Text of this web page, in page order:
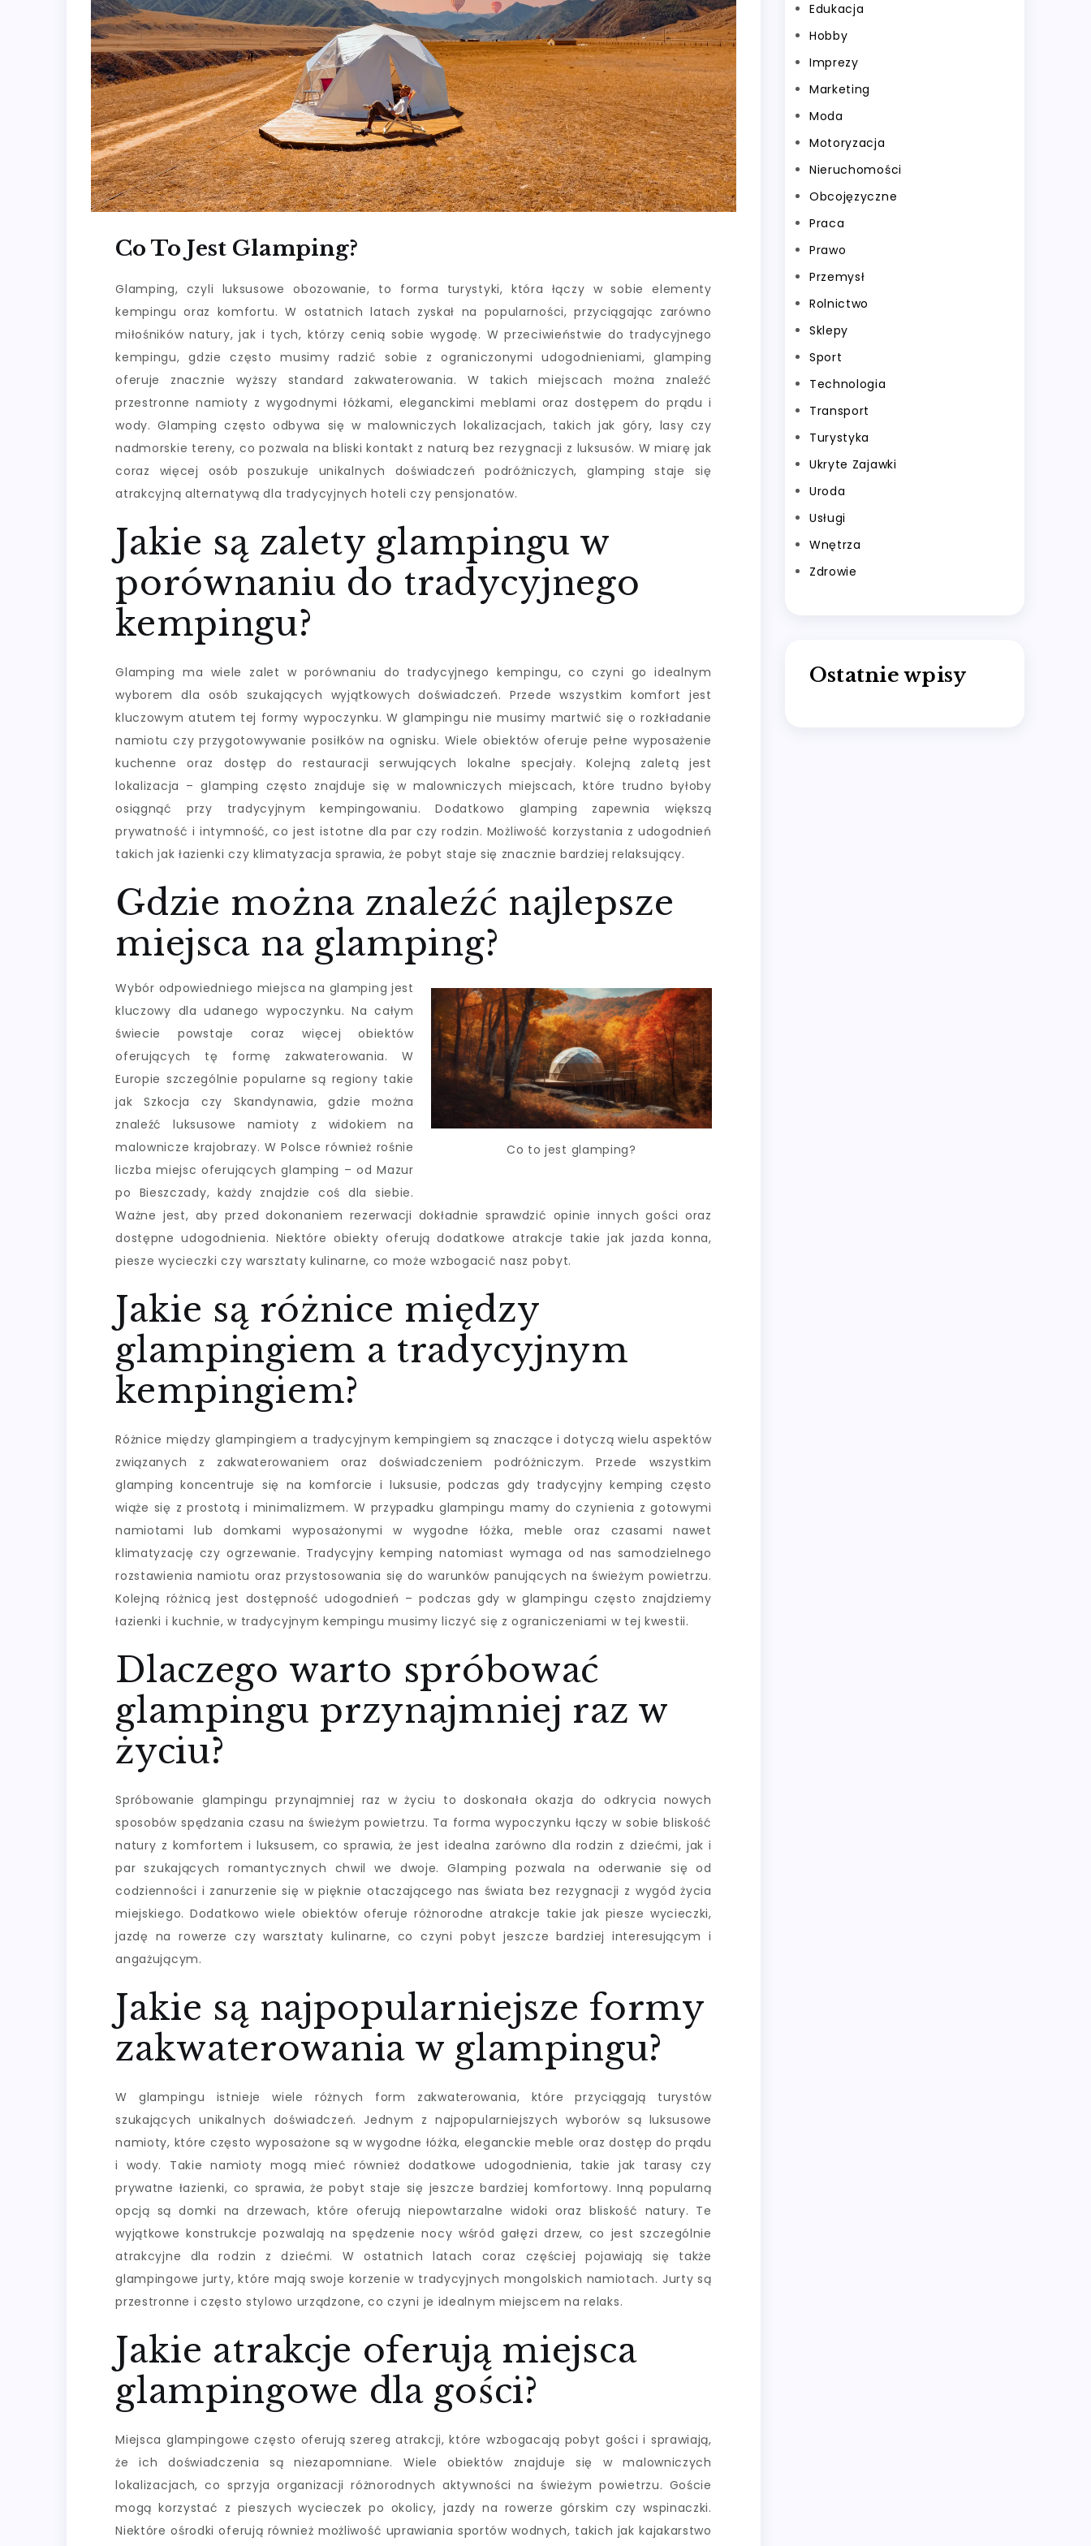
Co To Jest Glamping?
Glamping, czyli luksusowe obozowanie, to forma turystyki, która łączy w sobie elementy
kempingu oraz komfortu. W ostatnich latach zyskał na popularności, przyciągając zarówno
miłośników natury, jak i tych, którzy cenią sobie wygodę. W przeciwieństwie do tradycyjnego
kempingu, gdzie często musimy radzić sobie z ograniczonymi udogodnieniami, glamping
oferuje znacznie wyższy standard zakwaterowania. W takich miejscach można znaleźć
przestronne namioty z wygodnymi łóżkami, eleganckimi meblami oraz dostępem do prądu i
wody. Glamping często odbywa się w malowniczych lokalizacjach, takich jak góry, lasy czy
nadmorskie tereny, co pozwala na bliski kontakt z naturą bez rezygnacji z luksusów. W miarę jak
coraz więcej osób poszukuje unikalnych doświadczeń podróżniczych, glamping staje się
atrakcyjną alternatywą dla tradycyjnych hoteli czy pensjonatów.
Jakie są zalety glampingu w
porównaniu do tradycyjnego
kempingu?
Glamping ma wiele zalet w porównaniu do tradycyjnego kempingu, co czyni go idealnym
wyborem dla osób szukających wyjątkowych doświadczeń. Przede wszystkim komfort jest
kluczowym atutem tej formy wypoczynku. W glampingu nie musimy martwić się o rozkładanie
namiotu czy przygotowywanie posiłków na ognisku. Wiele obiektów oferuje pełne wyposażenie
kuchenne oraz dostęp do restauracji serwujących lokalne specjały. Kolejną zaletą jest
lokalizacja – glamping często znajduje się w malowniczych miejscach, które trudno byłoby
osiągnąć przy tradycyjnym kempingowaniu. Dodatkowo glamping zapewnia większą
prywatność i intymność, co jest istotne dla par czy rodzin. Możliwość korzystania z udogodnień
takich jak łazienki czy klimatyzacja sprawia, że pobyt staje się znacznie bardziej relaksujący.
Gdzie można znaleźć najlepsze
miejsca na glamping?
Co to jest glamping?
Wybór odpowiedniego miejsca na glamping jest
kluczowy dla udanego wypoczynku. Na całym
świecie powstaje coraz więcej obiektów
oferujących tę formę zakwaterowania. W
Europie szczególnie popularne są regiony takie
jak Szkocja czy Skandynawia, gdzie można
znaleźć luksusowe namioty z widokiem na
malownicze krajobrazy. W Polsce również rośnie
liczba miejsc oferujących glamping – od Mazur
po Bieszczady, każdy znajdzie coś dla siebie.
Ważne jest, aby przed dokonaniem rezerwacji dokładnie sprawdzić opinie innych gości oraz
dostępne udogodnienia. Niektóre obiekty oferują dodatkowe atrakcje takie jak jazda konna,
piesze wycieczki czy warsztaty kulinarne, co może wzbogacić nasz pobyt.
Jakie są różnice między
glampingiem a tradycyjnym
kempingiem?
Różnice między glampingiem a tradycyjnym kempingiem są znaczące i dotyczą wielu aspektów
związanych z zakwaterowaniem oraz doświadczeniem podróżniczym. Przede wszystkim
glamping koncentruje się na komforcie i luksusie, podczas gdy tradycyjny kemping często
wiąże się z prostotą i minimalizmem. W przypadku glampingu mamy do czynienia z gotowymi
namiotami lub domkami wyposażonymi w wygodne łóżka, meble oraz czasami nawet
klimatyzację czy ogrzewanie. Tradycyjny kemping natomiast wymaga od nas samodzielnego
rozstawienia namiotu oraz przystosowania się do warunków panujących na świeżym powietrzu.
Kolejną różnicą jest dostępność udogodnień – podczas gdy w glampingu często znajdziemy
łazienki i kuchnie, w tradycyjnym kempingu musimy liczyć się z ograniczeniami w tej kwestii.
Dlaczego warto spróbować
glampingu przynajmniej raz w
życiu?
Spróbowanie glampingu przynajmniej raz w życiu to doskonała okazja do odkrycia nowych
sposobów spędzania czasu na świeżym powietrzu. Ta forma wypoczynku łączy w sobie bliskość
natury z komfortem i luksusem, co sprawia, że jest idealna zarówno dla rodzin z dziećmi, jak i
par szukających romantycznych chwil we dwoje. Glamping pozwala na oderwanie się od
codzienności i zanurzenie się w pięknie otaczającego nas świata bez rezygnacji z wygód życia
miejskiego. Dodatkowo wiele obiektów oferuje różnorodne atrakcje takie jak piesze wycieczki,
jazdę na rowerze czy warsztaty kulinarne, co czyni pobyt jeszcze bardziej interesującym i
angażującym.
Jakie są najpopularniejsze formy
zakwaterowania w glampingu?
W glampingu istnieje wiele różnych form zakwaterowania, które przyciągają turystów
szukających unikalnych doświadczeń. Jednym z najpopularniejszych wyborów są luksusowe
namioty, które często wyposażone są w wygodne łóżka, eleganckie meble oraz dostęp do prądu
i wody. Takie namioty mogą mieć również dodatkowe udogodnienia, takie jak tarasy czy
prywatne łazienki, co sprawia, że pobyt staje się jeszcze bardziej komfortowy. Inną popularną
opcją są domki na drzewach, które oferują niepowtarzalne widoki oraz bliskość natury. Te
wyjątkowe konstrukcje pozwalają na spędzenie nocy wśród gałęzi drzew, co jest szczególnie
atrakcyjne dla rodzin z dziećmi. W ostatnich latach coraz częściej pojawiają się także
glampingowe jurty, które mają swoje korzenie w tradycyjnych mongolskich namiotach. Jurty są
przestronne i często stylowo urządzone, co czyni je idealnym miejscem na relaks.
Jakie atrakcje oferują miejsca
glampingowe dla gości?
Miejsca glampingowe często oferują szereg atrakcji, które wzbogacają pobyt gości i sprawiają,
że ich doświadczenia są niezapomniane. Wiele obiektów znajduje się w malowniczych
lokalizacjach, co sprzyja organizacji różnorodnych aktywności na świeżym powietrzu. Goście
mogą korzystać z pieszych wycieczek po okolicy, jazdy na rowerze górskim czy wspinaczki.
Niektóre ośrodki oferują również możliwość uprawiania sportów wodnych, takich jak kajakarstwo
Edukacja
Hobby
Imprezy
Marketing
Moda
Motoryzacja
Nieruchomości
Obcojęzyczne
Praca
Prawo
Przemysł
Rolnictwo
Sklepy
Sport
Technologia
Transport
Turystyka
Ukryte Zajawki
Uroda
Usługi
Wnętrza
Zdrowie
Ostatnie wpisy